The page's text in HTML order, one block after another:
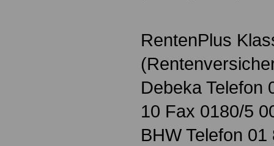
RentenPlus
Debeka Telefon
10 Fax 0180/5
BHW Telefon